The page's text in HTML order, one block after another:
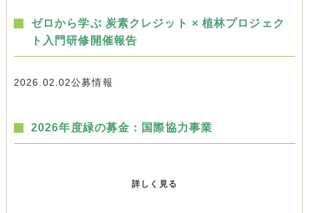
ゼロから学ぶ 炭素クレジット × 植林プロジェク
ト入門研修開催報告
2026.02.02公募情報
2026年度緑の募金：国際協力事業
詳しく見る